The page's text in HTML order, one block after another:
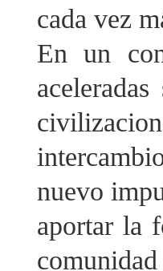
cada vez
En un
nuevo
aportar la